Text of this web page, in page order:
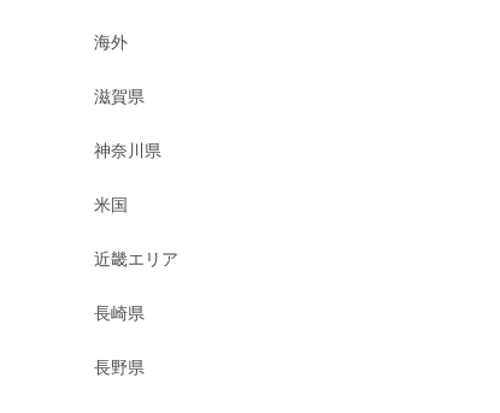
海外
滋賀県
神奈川県
米国
近畿エリア
長崎県
長野県